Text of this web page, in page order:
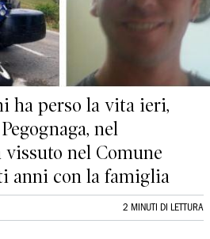
ha perso la vita ieri,
nel
vissuto nel Comune
anni con la famiglia
2 MINUTI DI LETTURA